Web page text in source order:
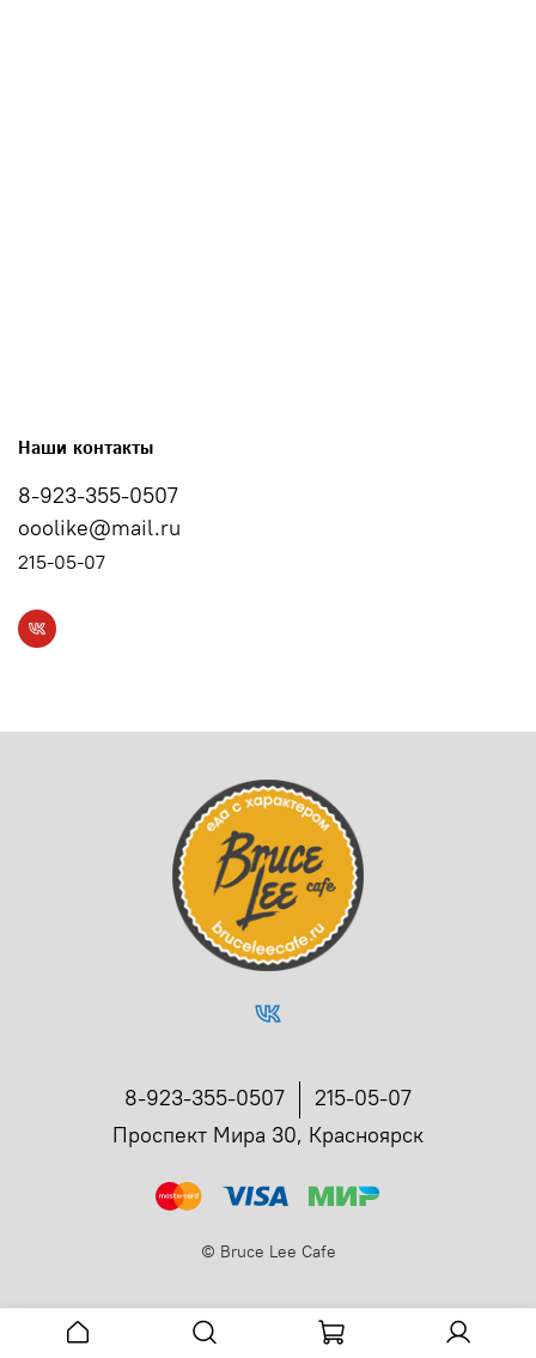
Наши контакты
8-923-355-0507
ooolike@mail.ru
215-05-07
8-923-355-0507
215-05-07
Проспект Мира 30, Красноярск
© Bruce Lee Cafe